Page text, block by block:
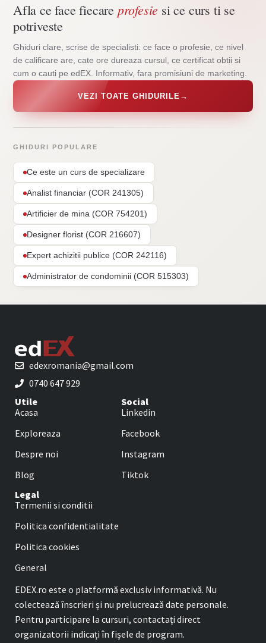
Afla ce face fiecare profesie si ce curs ti se
potriveste
Ghiduri clare, scrise de specialisti: ce face o profesie, ce nivel
de calificare are, cate ore dureaza cursul, ce certificat obtii si
cum o cauti pe edEX. Informativ, fara promisiuni de marketing.
VEZI TOATE GHIDURILE →
GHIDURI POPULARE
Ce este un curs de specializare
Analist financiar (COR 241305)
Artificier de mina (COR 754201)
Designer florist (COR 216607)
Expert achizitii publice (COR 242116)
Administrator de condominii (COR 515303)
edexromania@gmail.com
0740 647 929
Utile
Acasa
Exploreaza
Despre noi
Blog
Social
Linkedin
Facebook
Instagram
Tiktok
Legal
Termenii si conditii
Politica confidentialitate
Politica cookies
General
EDEX.ro este o platformă exclusiv informativă. Nu
colectează înscrieri și nu prelucrează date personale.
Pentru participare la cursuri, contactați direct
organizatorii indicați în fișele de program.